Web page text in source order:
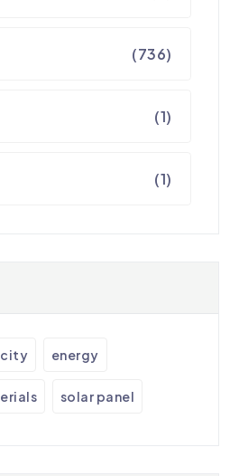
(736)
(1)
(1)
energy
solar panel